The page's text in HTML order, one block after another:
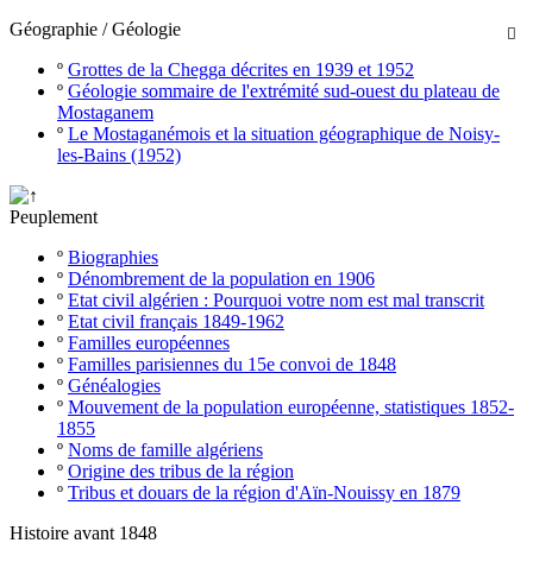

Géographie / Géologie
º Grottes de la Chegga décrites en 1939 et 1952
º Géologie sommaire de l'extrémité sud-ouest du plateau de
Mostaganem
º Le Mostaganémois et la situation géographique de Noisy-
les-Bains (1952)
Peuplement
º Biographies
º Dénombrement de la population en 1906
º Etat civil algérien : Pourquoi votre nom est mal transcrit
º Etat civil français 1849-1962
º Familles européennes
º Familles parisiennes du 15e convoi de 1848
º Généalogies
º Mouvement de la population européenne, statistiques 1852-
1855
º Noms de famille algériens
º Origine des tribus de la région
º Tribus et douars de la région d'Aïn-Nouissy en 1879
Histoire avant 1848